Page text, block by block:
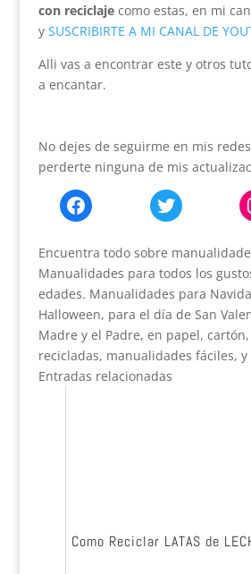
con reciclaje como estas, en mi
y SUSCRIBIRTE A MI CANAL DE
Alli vas a encontrar este y otros
a encantar.
No dejes de seguirme en mis
perderte ninguna de mis
FacebookTwitter
Encuentra todo sobre
Manualidades para todos los
edades. Manualidades para
Halloween, para el día de San
Madre y el Padre, en papel,
recicladas, manualidades fáciles, y
Entradas relacionadas
Como Reciclar LATAS de